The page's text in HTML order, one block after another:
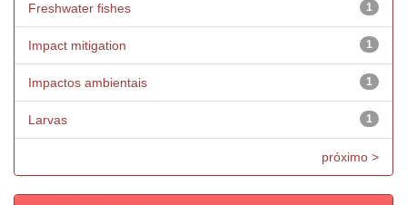
1
Freshwater fishes
1
Impact mitigation
1
Impactos ambientais
1
Larvas
próximo >